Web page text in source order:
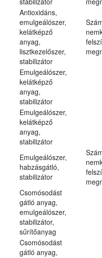
Antioxidáns,
emulgeálószer,
kelátképző
anyag,
lisztkezelőszer,
stabilizátor
Emulgeálószer,
kelátképző
anyag,
stabilizátor
Emulgeálószer,
kelátképző
anyag,
stabilizátor
Emulgeálószer,
habzásgátló,
stabilizátor
Csomósodást
gátló anyag,
emulgeálószer,
stabilizátor,
sűrítőanyag
Csomósodást
gátló anyag,